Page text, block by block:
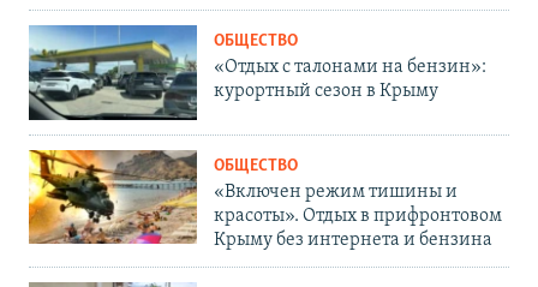
ОБЩЕСТВО
«Отдых с талонами на бензин»:
курортный сезон в Крыму
ОБЩЕСТВО
«Включен режим тишины и
красоты». Отдых в прифронтовом
Крыму без интернета и бензина